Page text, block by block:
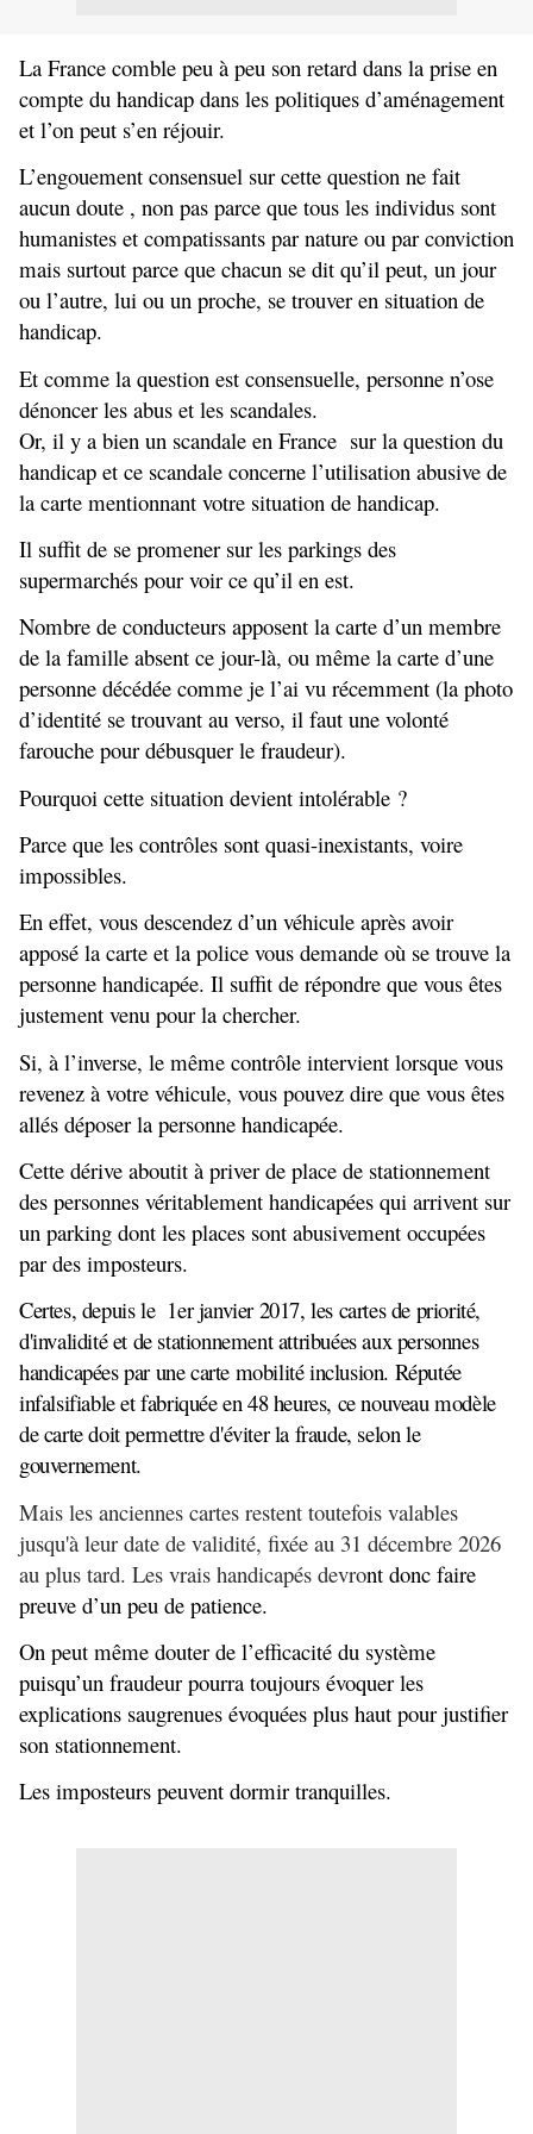
La France comble peu à peu son retard dans la prise en
compte du handicap dans les politiques d’aménagement
et l’on peut s’en réjouir.
L’engouement consensuel sur cette question ne fait
aucun doute , non pas parce que tous les individus sont
humanistes et compatissants par nature ou par conviction
mais surtout parce que chacun se dit qu’il peut, un jour
ou l’autre, lui ou un proche, se trouver en situation de
handicap.
Et comme la question est consensuelle, personne n’ose
dénoncer les abus et les scandales.
Or, il y a bien un scandale en France sur la question du
handicap et ce scandale concerne l’utilisation abusive de
la carte mentionnant votre situation de handicap.
Il suffit de se promener sur les parkings des
supermarchés pour voir ce qu’il en est.
Nombre de conducteurs apposent la carte d’un membre
de la famille absent ce jour-là, ou même la carte d’une
personne décédée comme je l’ai vu récemment (la photo
d’identité se trouvant au verso, il faut une volonté
farouche pour débusquer le fraudeur).
Pourquoi cette situation devient intolérable ?
Parce que les contrôles sont quasi-inexistants, voire
impossibles.
En effet, vous descendez d’un véhicule après avoir
apposé la carte et la police vous demande où se trouve la
personne handicapée. Il suffit de répondre que vous êtes
justement venu pour la chercher.
Si, à l’inverse, le même contrôle intervient lorsque vous
revenez à votre véhicule, vous pouvez dire que vous êtes
allés déposer la personne handicapée.
Cette dérive aboutit à priver de place de stationnement
des personnes véritablement handicapées qui arrivent sur
un parking dont les places sont abusivement occupées
par des imposteurs.
Certes, depuis le 1er janvier 2017, les cartes de priorité,
d'invalidité et de stationnement attribuées aux personnes
handicapées par une carte mobilité inclusion. Réputée
infalsifiable et fabriquée en 48 heures, ce nouveau modèle
de carte doit permettre d'éviter la fraude, selon le
gouvernement.
Mais les anciennes cartes restent toutefois valables
jusqu'à leur date de validité, fixée au 31 décembre 2026
au plus tard. Les vrais handicapés devront donc faire
preuve d’un peu de patience.
On peut même douter de l’efficacité du système
puisqu’un fraudeur pourra toujours évoquer les
explications saugrenues évoquées plus haut pour justifier
son stationnement.
Les imposteurs peuvent dormir tranquilles.